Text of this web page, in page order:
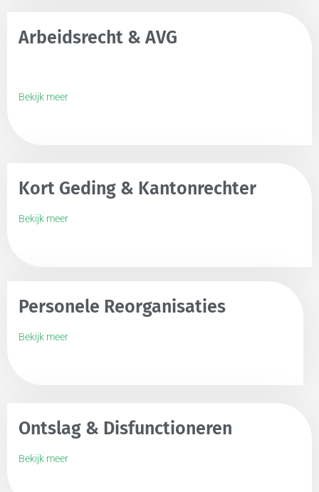
Arbeidsrecht & AVG
Bekijk meer
Kort Geding & Kantonrechter
Bekijk meer
Personele Reorganisaties
Bekijk meer
Ontslag & Disfunctioneren
Bekijk meer